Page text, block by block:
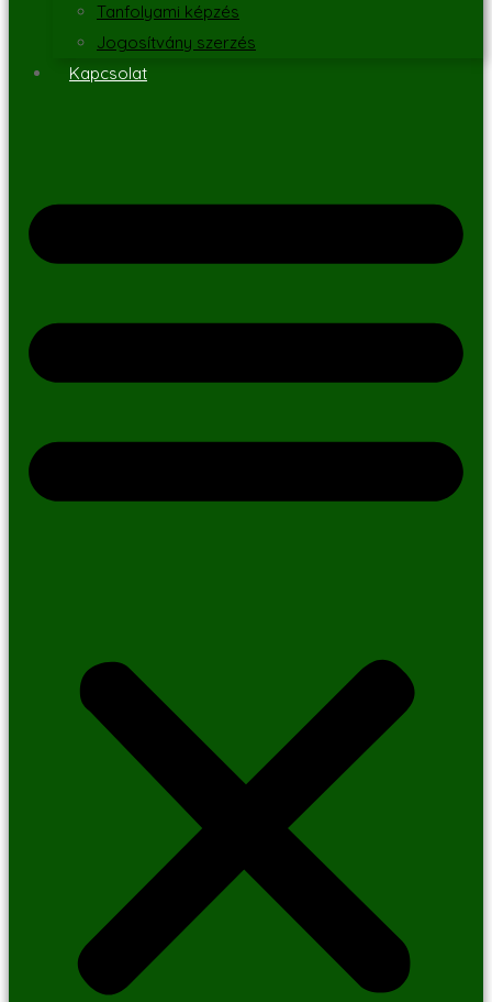
Tanfolyami képzés
Jogosítvány szerzés
Kapcsolat